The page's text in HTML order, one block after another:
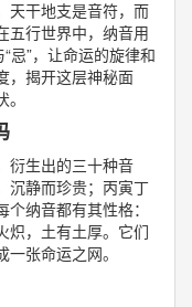
天干地支是音符，而
五行世界中，纳音用
忌”，让命运的旋律和
，揭开这层神秘面
衍生出的三十种音
沉静而珍贵；丙寅丁
纳音都有其性格：
炽，土有土厚。它们
张命运之网。